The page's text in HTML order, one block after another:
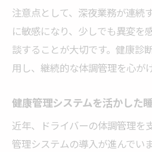
注意点として、深夜業務が連続
に敏感になり、少しでも異変を
談することが大切です。健康診
用し、継続的な体調管理を心が
健康管理システムを活かした
近年、ドライバーの体調管理を
管理システムの導入が進んでい